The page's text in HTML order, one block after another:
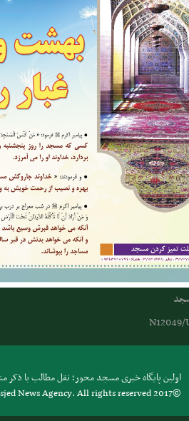
اولین پایگاه خبری مسجد محور؛ نقل مطالب با ذکر
News Agency. All rights reserved 2017©